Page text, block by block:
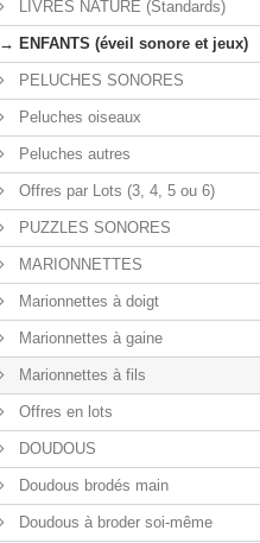
LIVRES NATURE (Standards)
→ ENFANTS (éveil sonore et jeux)
PELUCHES SONORES
Peluches oiseaux
Peluches autres
Offres par Lots (3, 4, 5 ou 6)
PUZZLES SONORES
MARIONNETTES
Marionnettes à doigt
Marionnettes à gaine
Marionnettes à fils
Offres en lots
DOUDOUS
Doudous brodés main
Doudous à broder soi-même